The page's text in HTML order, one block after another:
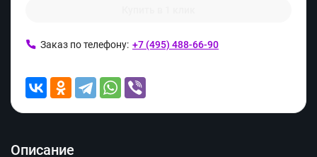
Заказ по телефону: +7 (495) 488-66-90
Описание